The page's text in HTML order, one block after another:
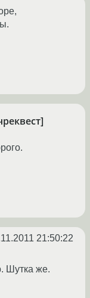
21:50:22
Шутка же.